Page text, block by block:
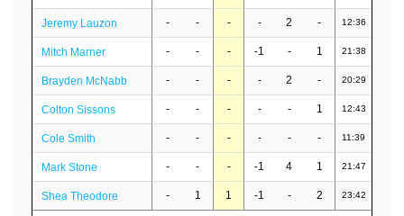
Jeremy Lauzon - - - - 2 - 12:36
Mitch Marner - - - -1 - 1 21:38
Brayden McNabb - - - - 2 - 20:29
Colton Sissons - - - - - 1 12:43
Cole Smith - - - - - - 11:39
Mark Stone - - - -1 4 1 21:47
Shea Theodore - 1 1 -1 - 2 23:42